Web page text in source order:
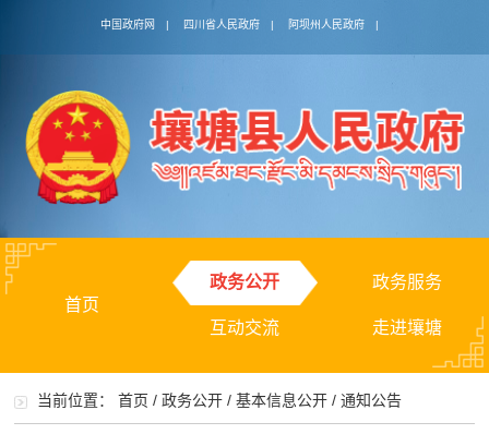
中国政府网 | 四川省人民政府 | 阿坝州人民政府 |
首页
政务公开 政务服务
互动交流 走进壤塘
当前位置：首页 /政务公开 /基本信息公开 /通知公告